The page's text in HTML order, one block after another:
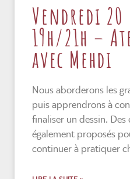
Vendredi 20
19h/21h –
avec Mehdi
Nous aborderons les
puis apprendrons à
finaliser un dessin. Des
également proposés
continuer à pratiquer